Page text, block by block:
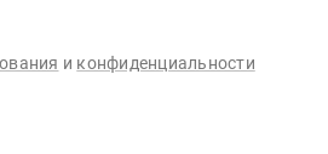
и конфиденциальности